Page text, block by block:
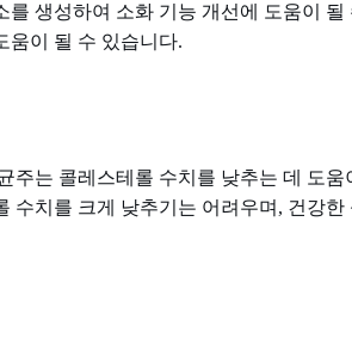
를 생성하여 소화 기능 개선에 도움이
움이 될 수 있습니다.
주는 콜레스테롤 수치를 낮추는 데 도
수치를 크게 낮추기는 어려우며, 건강